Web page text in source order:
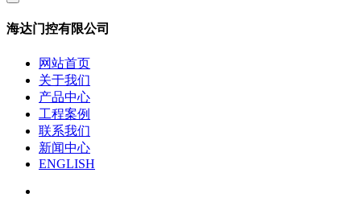
海达门控有限公司
网站首页
关于我们
产品中心
工程案例
联系我们
新闻中心
ENGLISH